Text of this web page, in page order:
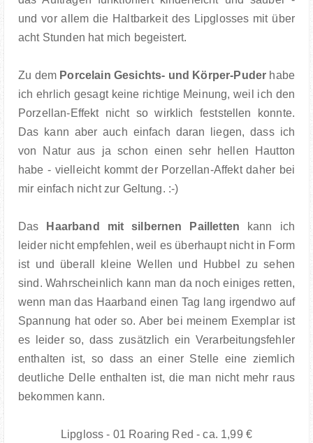
und vor allem die Haltbarkeit des Lipglosses mit über
acht Stunden hat mich begeistert.
Zu dem Porcelain Gesichts- und Körper-Puder habe
ich ehrlich gesagt keine richtige Meinung, weil ich den
Porzellan-Effekt nicht so wirklich feststellen konnte.
Das kann aber auch einfach daran liegen, dass ich
von Natur aus ja schon einen sehr hellen Hautton
habe - vielleicht kommt der Porzellan-Affekt daher bei
mir einfach nicht zur Geltung. :-)
Das Haarband mit silbernen Pailletten kann ich
leider nicht empfehlen, weil es überhaupt nicht in Form
ist und überall kleine Wellen und Hubbel zu sehen
sind. Wahrscheinlich kann man da noch einiges retten,
wenn man das Haarband einen Tag lang irgendwo auf
Spannung hat oder so. Aber bei meinem Exemplar ist
es leider so, dass zusätzlich ein Verarbeitungsfehler
enthalten ist, so dass an einer Stelle eine ziemlich
deutliche Delle enthalten ist, die man nicht mehr raus
bekommen kann.
Lipgloss - 01 Roaring Red - ca. 1,99 €